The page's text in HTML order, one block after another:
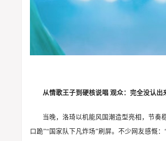
从情歌王子到硬核说唱 观众：完全没认出
当晚，洛琦以机能风国潮造型亮相，节奏
口跪”“国家队下凡炸场”刷屏。不少网友感慨